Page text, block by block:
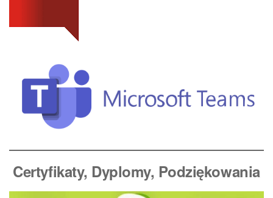
Certyfikaty, Dyplomy, Podziękowania